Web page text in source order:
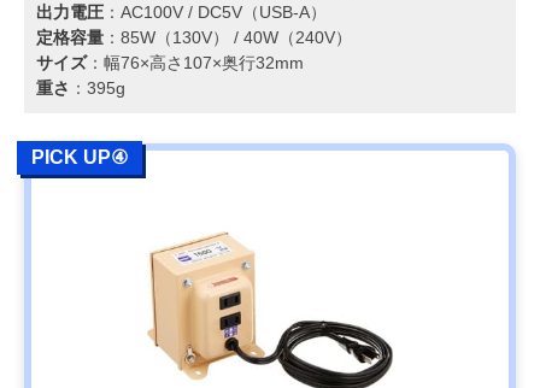
出力電圧 ：AC100V / DC5V（USB-A）
定格容量 ：85W（130V） / 40W（240V）
サイズ：幅76×高さ107×奥行32mm
重さ ：395g
PICK UP④